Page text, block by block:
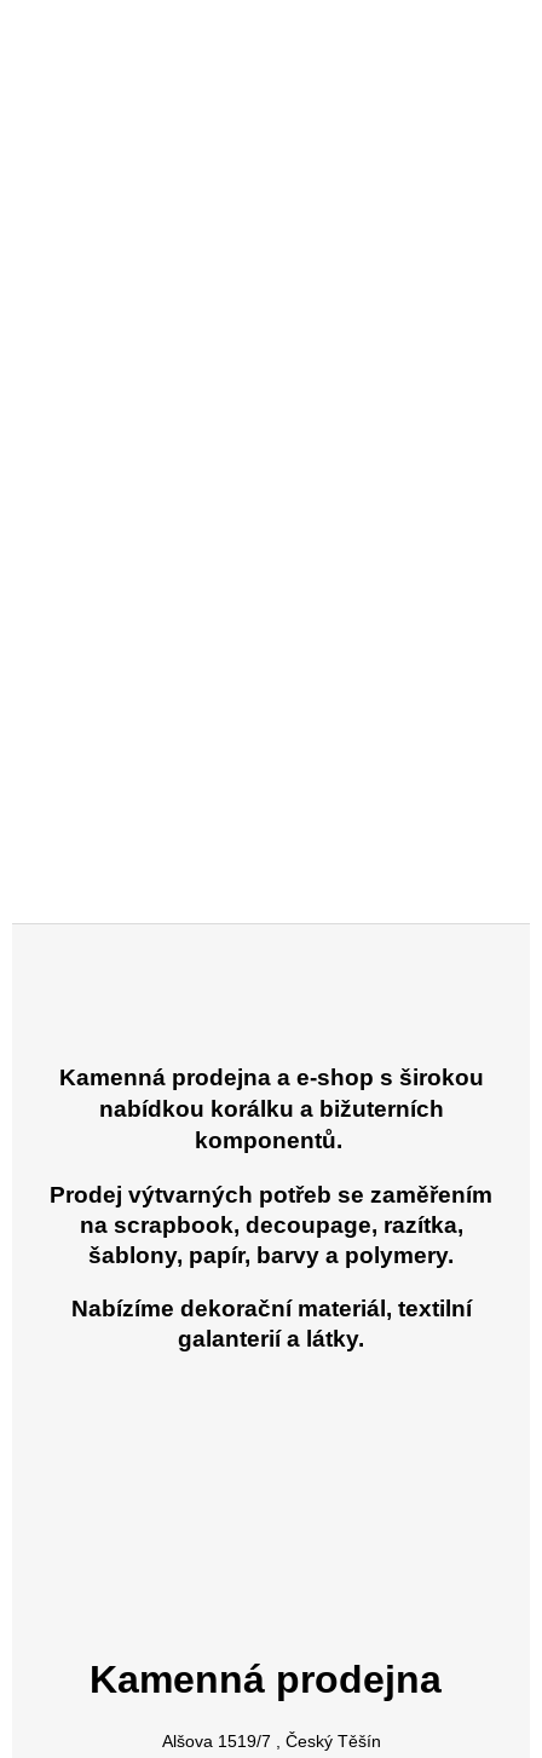
Kamenná prodejna a e-shop s širokou
nabídkou korálku a bižuterních
komponentů.
Prodej výtvarných potřeb se zaměřením
na scrapbook, decoupage, razítka,
šablony, papír, barvy a polymery.
Nabízíme dekorační materiál, textilní
galanterií a látky.
Kamenná prodejna
Alšova 1519/7 , Český Těšín